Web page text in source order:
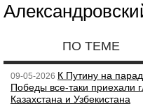
ПО ТЕМЕ
09-05-2026 К Путину на парад
Победы все-таки приехали
Казахстана и Узбекистана